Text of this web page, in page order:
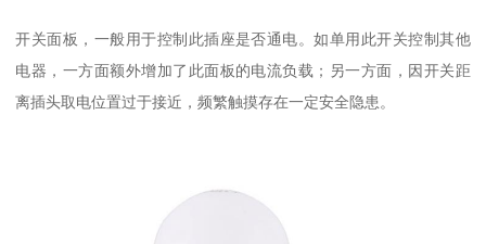
开关面板，一般用于控制此插座是否通电。如单用此开关控制其他
电器，一方面额外增加了此面板的电流负载；另一方面，因开关距
离插头取电位置过于接近，频繁触摸存在一定安全隐患。